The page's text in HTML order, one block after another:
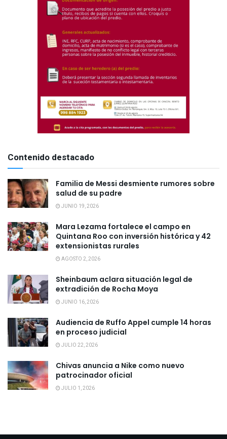
Contenido destacado
Familia de Messi desmiente rumores sobre
salud de su padre
JUNIO 19, 2026
Mara Lezama fortalece el campo en
Quintana Roo con inversión histórica y 42
extensionistas rurales
AGOSTO 2, 2026
Sheinbaum aclara situación legal de
extradición de Rocha Moya
JUNIO 16, 2026
Audiencia de Ruffo Appel cumple 14 horas
en proceso judicial
JULIO 22, 2026
Chivas anuncia a Nike como nuevo
patrocinador oficial
JULIO 1, 2026